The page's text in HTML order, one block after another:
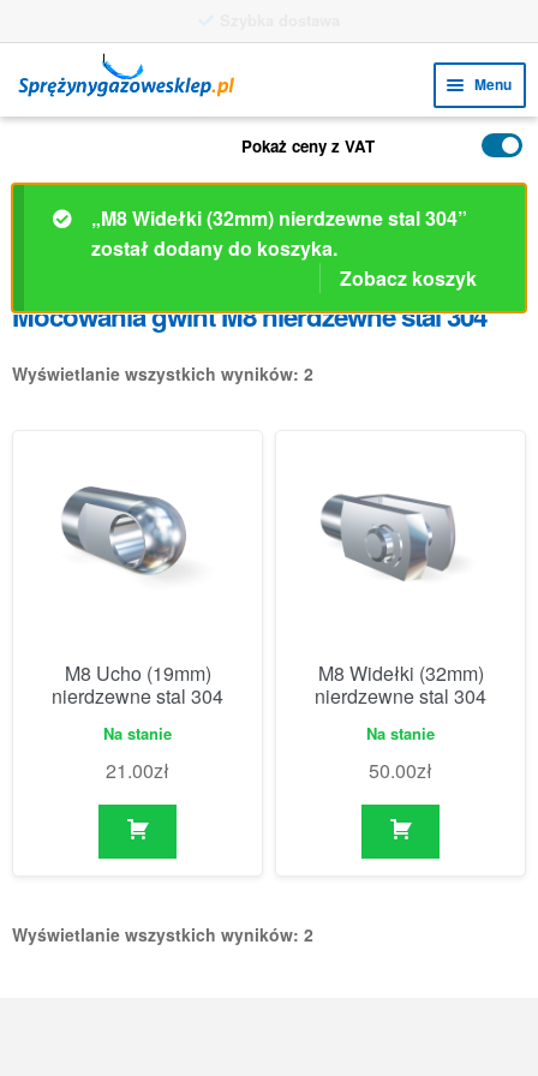
do
nawigacji
do
treści
Menu
menu
PRODUKTY
ZASTOSOWANIA
menu
FAQ
Pokaż ceny z VAT
„M8 Widełki (32mm) nierdzewne stal 304”
został dodany do koszyka.
Zobacz koszyk
Mocowania gwint M8 nierdzewne stal 304
Wyświetlanie wszystkich wyników: 2
M8 Ucho (19mm)
nierdzewne stal 304
Na stanie
21.00zł
M8 Widełki (32mm)
nierdzewne stal 304
Na stanie
50.00zł
Wyświetlanie wszystkich wyników: 2